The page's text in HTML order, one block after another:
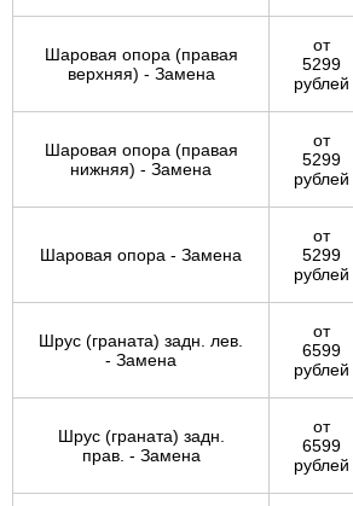
Шаровая опора (правая
верхняя) - Замена
от
5299
рублей
Шаровая опора (правая
нижняя) - Замена
от
5299
рублей
Шаровая опора - Замена
от
5299
рублей
Шрус (граната) задн. лев.
- Замена
от
6599
рублей
Шрус (граната) задн.
прав. - Замена
от
6599
рублей